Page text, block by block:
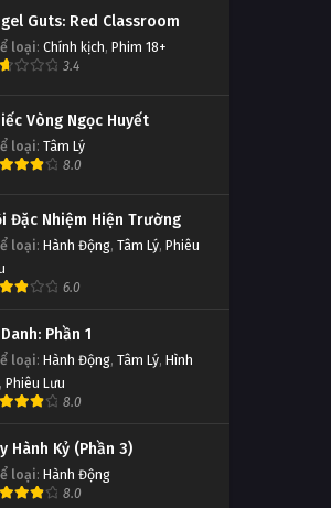
Guts: Red Classroom
loại: Chính kịch, Phim 18+
3.4
Vòng Ngọc Huyết
loại: Tâm Lý
8.0
Đặc Nhiệm Hiện Trường
loại: Hành Động, Tâm Lý, Phiêu
6.0
Phần 1
loại: Hành Động, Tâm Lý, Hình
, Phiêu Lưu
8.0
Hành Kỷ (Phần 3)
loại: Hành Động
8.0